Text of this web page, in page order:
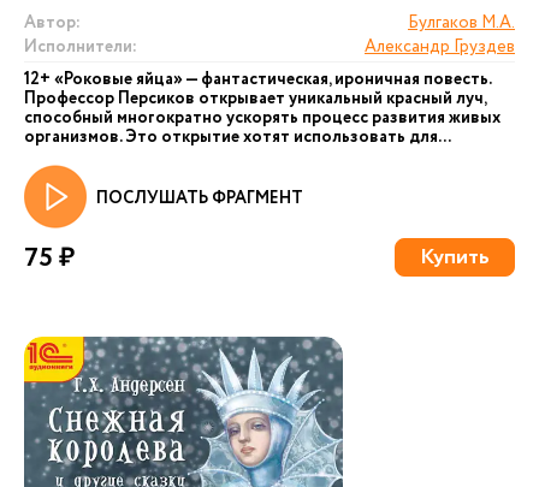
Автор:
Булгаков М.А.
Исполнители:
Александр Груздев
12+ «Роковые яйца» — фантастическая, ироничная повесть.
Профессор Персиков открывает уникальный красный луч,
способный многократно ускорять процесс развития живых
организмов. Это открытие хотят использовать для...
ПОСЛУШАТЬ ФРАГМЕНТ
75 ₽ Купить